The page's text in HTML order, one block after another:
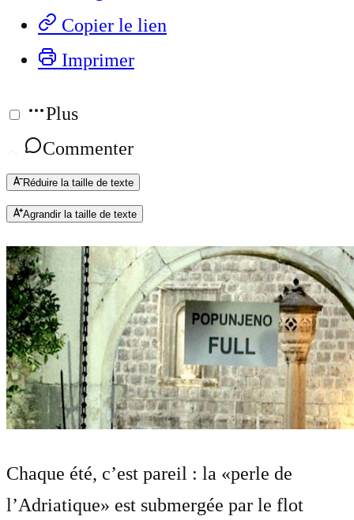
Copier le lien
Imprimer
Plus
Commenter
Réduire la taille de texte
Agrandir la taille de texte
Chaque été, c’est pareil : la «perle de
l’Adriatique» est submergée par le flot